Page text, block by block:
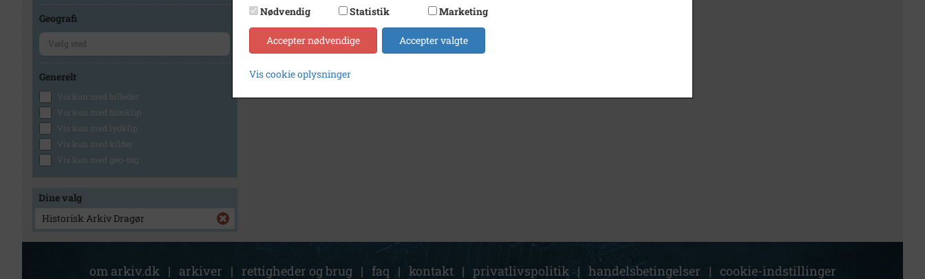
Geografi
Generelt
Vis kun med billeder
Vis kun med filmklip
Vis kun med lydklip
Vis kun med kilder
Vis kun med geo-tag
Dine valg
Historisk Arkiv Dragør
1
om arkiv.dk | arkiver | rettigheder og brug | faq | kontakt | privatlivspolitik | handelsbetingelser | cookie-indstillinger
Nødvendig
Statistik Marketing
Accepter nødvendige Accepter valgte
Vis cookie oplysninger